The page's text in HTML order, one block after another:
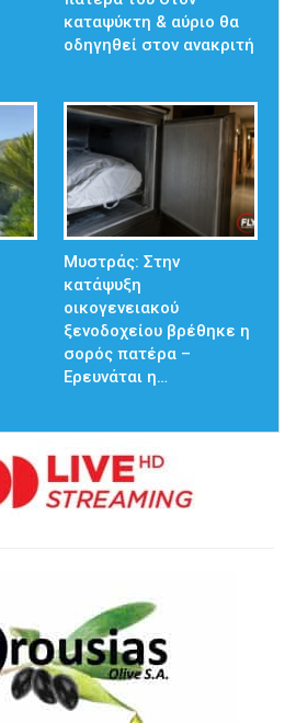
καταψύκτη & αύριο θα
οδηγηθεί στον ανακριτή
Μυστράς: Στην
κατάψυξη
οικογενειακού
ξενοδοχείου βρέθηκε η
σορός πατέρα –
Ερευνάται η…